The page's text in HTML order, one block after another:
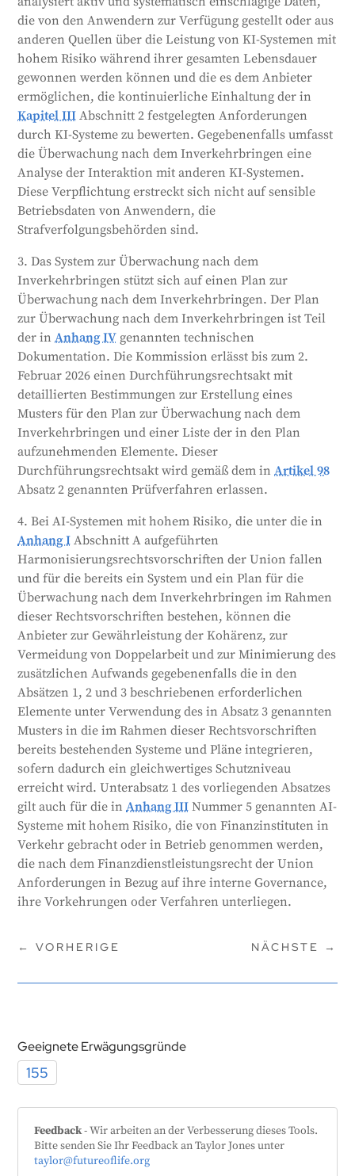
notwendigen Elemente aus dieser neuen
Anforderung integrieren, solange es das gleiche
Schutzniveau bietet.
Generiert vonCLaiRK, bearbeitet von uns.
die von den Anwendern zur Verfügung gestellt oder aus
anderen Quellen über die Leistung von KI-Systemen mit
hohem Risiko während ihrer gesamten Lebensdauer
gewonnen werden können und die es dem Anbieter
ermöglichen, die kontinuierliche Einhaltung der in
Kapitel III Abschnitt 2 festgelegten Anforderungen
durch KI-Systeme zu bewerten. Gegebenenfalls umfasst
die Überwachung nach dem Inverkehrbringen eine
Analyse der Interaktion mit anderen KI-Systemen.
Diese Verpflichtung erstreckt sich nicht auf sensible
Betriebsdaten von Anwendern, die
Strafverfolgungsbehörden sind.
3. Das System zur Überwachung nach dem
Inverkehrbringen stützt sich auf einen Plan zur
Überwachung nach dem Inverkehrbringen. Der Plan
zur Überwachung nach dem Inverkehrbringen ist Teil
der inAnhang IV genannten technischen
Dokumentation. Die Kommission erlässt bis zum 2.
Februar 2026 einen Durchführungsrechtsakt mit
detaillierten Bestimmungen zur Erstellung eines
Musters für den Plan zur Überwachung nach dem
Inverkehrbringen und einer Liste der in den Plan
aufzunehmenden Elemente. Dieser
Durchführungsrechtsakt wird gemäß dem inArtikel 98
Absatz 2 genannten Prüfverfahren erlassen.
4. Bei AI-Systemen mit hohem Risiko, die unter die in
Anhang I Abschnitt A aufgeführten
Harmonisierungsrechtsvorschriften der Union fallen
und für die bereits ein System und ein Plan für die
Überwachung nach dem Inverkehrbringen im Rahmen
dieser Rechtsvorschriften bestehen, können die
Anbieter zur Gewährleistung der Kohärenz, zur
Vermeidung von Doppelarbeit und zur Minimierung des
zusätzlichen Aufwands gegebenenfalls die in den
Absätzen 1, 2 und 3 beschriebenen erforderlichen
Elemente unter Verwendung des in Absatz 3 genannten
Musters in die im Rahmen dieser Rechtsvorschriften
bereits bestehenden Systeme und Pläne integrieren,
sofern dadurch ein gleichwertiges Schutzniveau
erreicht wird. Unterabsatz 1 des vorliegenden Absatzes
gilt auch für die inAnhang III Nummer 5 genannten AI-
Systeme mit hohem Risiko, die von Finanzinstituten in
Verkehr gebracht oder in Betrieb genommen werden,
die nach dem Finanzdienstleistungsrecht der Union
Anforderungen in Bezug auf ihre interne Governance,
ihre Vorkehrungen oder Verfahren unterliegen.
←VORHERIGE NÄCHSTE →
Geeignete Erwägungsgründe
155
Feedback- Wir arbeiten an der Verbesserung dieses Tools.
Bitte senden Sie Ihr Feedback an Taylor Jones unter
taylor@futureoflife.org